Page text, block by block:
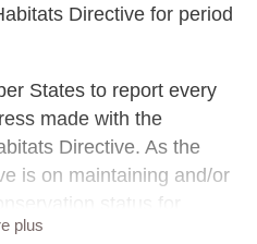
Directive for period
States to report every
made with the
Directive. As the
is on maintaining and/or
status for
community interest,
plus